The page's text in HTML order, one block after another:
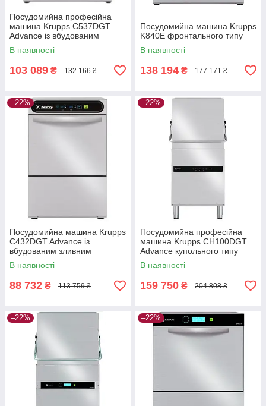
Посудомийна професійна
машина Krupps C537DGT
Advance із вбудованим
зливним насосом
фронтального типу
В наявності
103 089 ₴ 132 166 ₴
Посудомийна машина Krupps
K840E фронтального типу
В наявності
138 194 ₴ 177 171 ₴
–22%
Посудомийна машина Krupps
C432DGT Advance із
вбудованим зливним
насосом фронтального типу
В наявності
88 732 ₴ 113 759 ₴
–22%
Посудомийна професійна
машина Krupps CH100DGT
Advance купольного типу
В наявності
159 750 ₴ 204 808 ₴
–22% –22%